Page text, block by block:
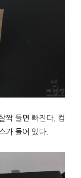
짝 들면 빠진다. 컵
가 들어 있다.